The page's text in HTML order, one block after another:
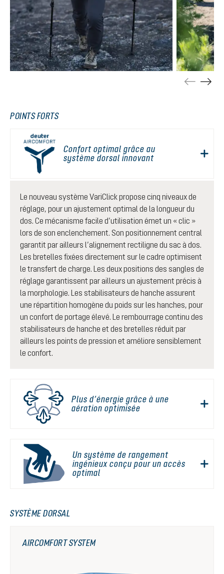
POINTS FORTS
Confort optimal grâce au
système dorsal innovant
Le nouveau système VariClick propose cinq niveaux de
réglage, pour un ajustement optimal de la longueur du
dos. Ce mécanisme facile d’utilisation émet un « clic »
lors de son enclenchement. Son positionnement central
garantit par ailleurs l’alignement rectiligne du sac à dos.
Les bretelles fixées directement sur le cadre optimisent
le transfert de charge. Les deux positions des sangles de
réglage garantissent par ailleurs un ajustement précis à
la morphologie. Les stabilisateurs de hanche assurent
une répartition homogène du poids sur les hanches, pour
un confort de portage élevé. Le rembourrage continu des
stabilisateurs de hanche et des bretelles réduit par
ailleurs les points de pression et améliore sensiblement
le confort.
Plus d’énergie grâce à une
aération optimisée
Un système de rangement
ingénieux conçu pour un accès
optimal
SYSTÈME DORSAL
AIRCOMFORT SYSTEM